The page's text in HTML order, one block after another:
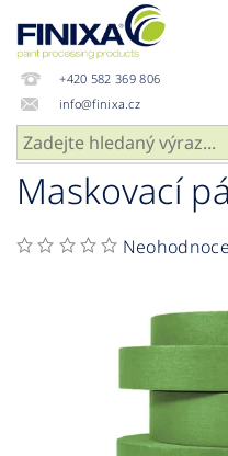
+420 582 369 806
info@finixa.cz
Maskovací